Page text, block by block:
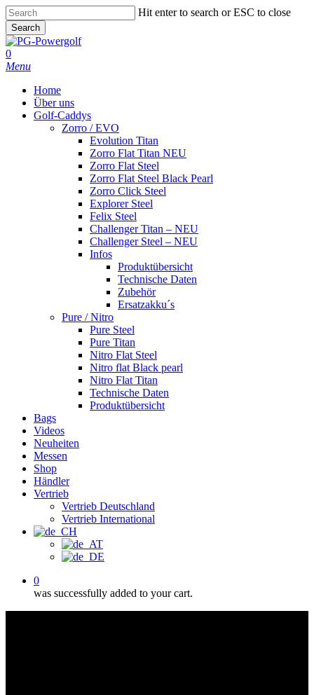
Skip
to
main
content
Hit enter to search or ESC to close
Search
Close
Search
0
Menu
Home
Über uns
Golf-Caddys
Zorro / EVO
Evolution Titan
Zorro Flat Titan NEU
Zorro Flat Steel
Zorro Flat Steel Black Pearl
Zorro Click Steel
Explorer Steel
Felix Steel
Challenger Titan – NEU
Challenger Steel – NEU
Infos
Produktübersicht
Technische Daten
Zubehör
Ersatzakku´s
Pure / Nitro
Pure Steel
Pure Titan
Nitro Flat Steel
Nitro flat Black pearl
Nitro Flat Titan
Technische Daten
Produktübersicht
Bags
Videos
Neuheiten
Messen
Shop
Händler
Vertrieb
Vertrieb Deutschland
Vertrieb International
0
was successfully added to your cart.